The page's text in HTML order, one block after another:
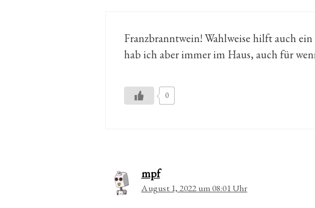
Franzbranntwein! Wahlweise hilft auch
hab ich aber immer im Haus, auch für
0
mpf
August 1, 2022 um 08:01 Uhr